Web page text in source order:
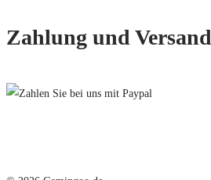
Zahlung und Versand